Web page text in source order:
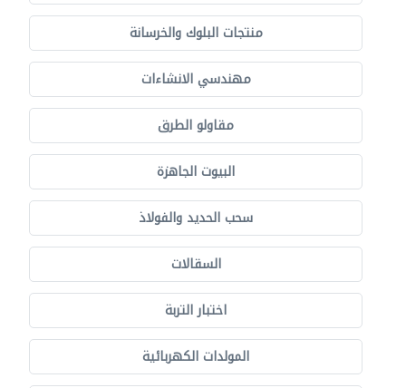
منتجات البلوك والخرسانة
مهندسي الانشاءات
مقاولو الطرق
البيوت الجاهزة
سحب الحديد والفولاذ
السقالات
اختبار التربة
المولدات الكهربائية